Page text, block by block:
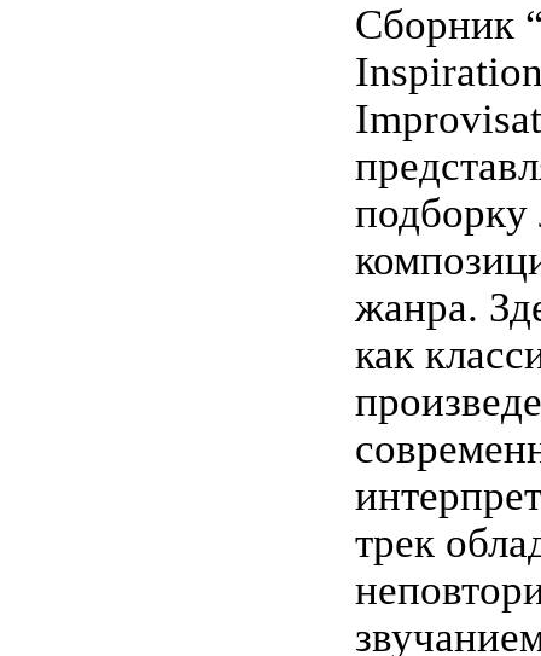
Сборник
жанра.
как
трек